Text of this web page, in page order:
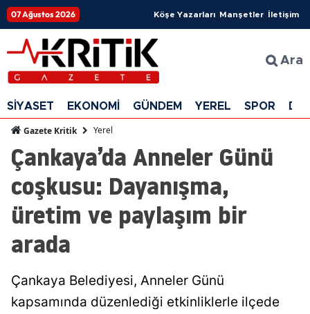
07 Ağustos 2026 Köşe Yazarları Manşetler İletişim
Ara
SİYASET EKONOMİ GÜNDEM YEREL SPOR
Gazete Kritik Yerel
Çankaya’da Anneler Günü
coşkusu: Dayanışma,
üretim ve paylaşım bir
arada
Çankaya Belediyesi, Anneler Günü
kapsamında düzenlediği etkinliklerle ilçede